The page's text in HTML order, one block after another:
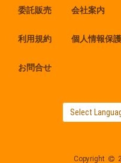
委託販売 会社案内
利用規約 個人情報保
お問合せ
Copyright